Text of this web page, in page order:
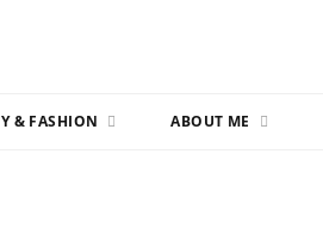
& FASHION ABOUT ME